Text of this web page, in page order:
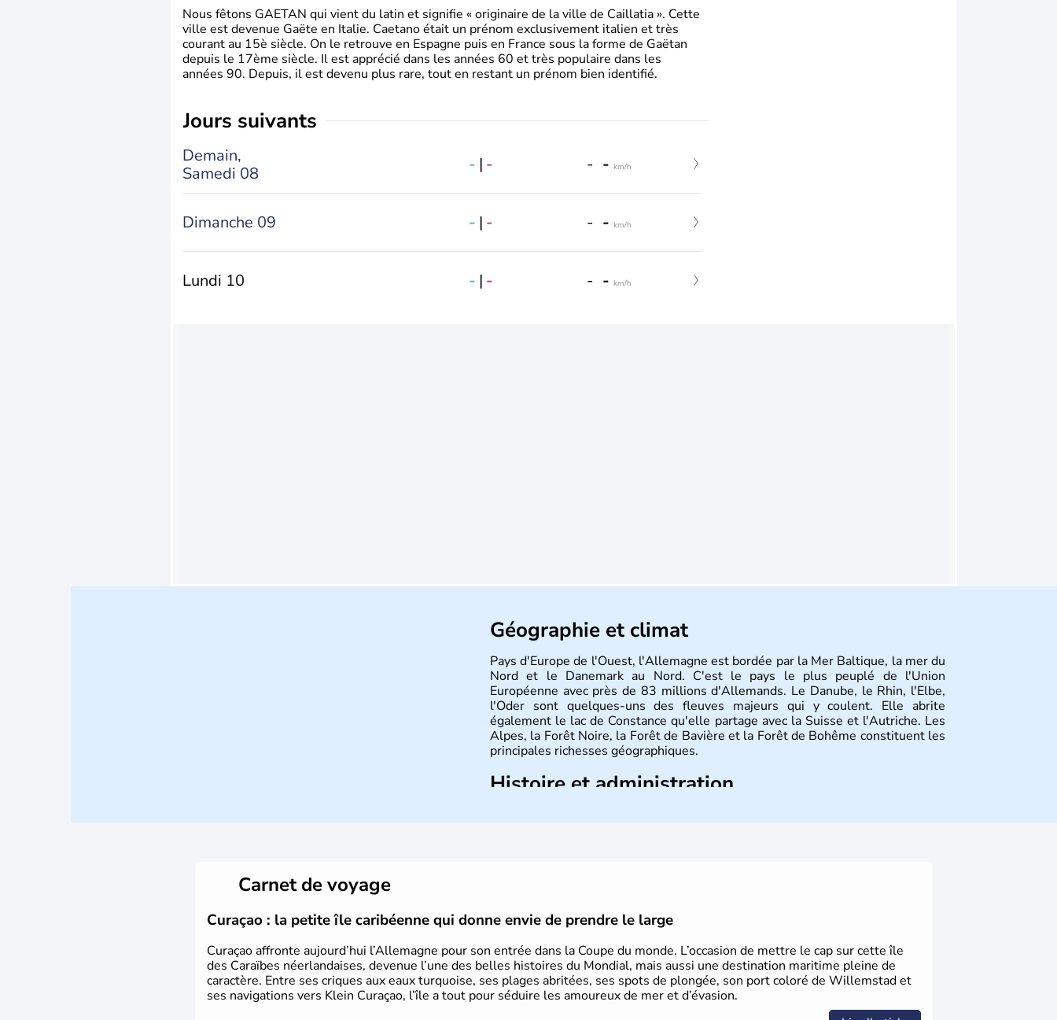
Nous fêtons GAETAN qui vient du latin et signifie « originaire de la ville de Caillatia ». Cette
ville est devenue Gaëte en Italie. Caetano était un prénom exclusivement italien et très
courant au 15è siècle. On le retrouve en Espagne puis en France sous la forme de Gaëtan
depuis le 17ème siècle. Il est apprécié dans les années 60 et très populaire dans les
années 90. Depuis, il est devenu plus rare, tout en restant un prénom bien identifié.
jours suivants
Demain,
Samedi 08
- | - - - km/h
Dimanche 09 - | - - - km/h
Lundi 10 - | - - - km/h
Géographie et climat
Pays d'Europe de l'Ouest, l'Allemagne est bordée par la Mer Baltique, la mer du
Nord et le Danemark au Nord. C'est le pays le plus peuplé de l'Union
Européenne avec près de 83 millions d'Allemands. Le Danube, le Rhin, l'Elbe,
l'Oder sont quelques-uns des fleuves majeurs qui y coulent. Elle abrite
également le lac de Constance qu'elle partage avec la Suisse et l'Autriche. Les
Alpes, la Forêt Noire, la Forêt de Bavière et la Forêt de Bohême constituent les
principales richesses géographiques.
Histoire et administration
Carnet de voyage
Curaçao : la petite île caribéenne qui donne envie de prendre le large
Curaçao affronte aujourd’hui l’Allemagne pour son entrée dans la Coupe du monde. L’occasion de mettre le cap sur cette île
des Caraïbes néerlandaises, devenue l’une des belles histoires du Mondial, mais aussi une destination maritime pleine de
caractère. Entre ses criques aux eaux turquoise, ses plages abritées, ses spots de plongée, son port coloré de Willemstad et
ses navigations vers Klein Curaçao, l’île a tout pour séduire les amoureux de mer et d’évasion.